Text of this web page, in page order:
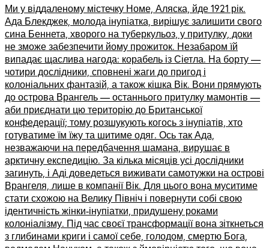
Ми у віддаленому містечку Номе, Аляска, йде 1921 рік.
Ада Блекджек, молода інупіатка, вирішує залишити свого
сина Беннета, хворого на туберкульоз, у притулку, доки
не зможе забезпечити йому прожиток. Незабаром їй
випадає щаслива нагода: корабель із Сіетла. На борту —
чотири дослідники, сповнені жаги до пригод і
колоніальних фантазій, а також кішка Вік. Вони прямують
до острова Врангель — останнього притулку мамонтів —
аби приєднати цю територію до Британської
конфедерації; тому розшукують когось з інупіатів, хто
готуватиме їм їжу та шитиме одяг. Ось так Ада,
незважаючи на передбачення шамана, вирушає в
арктичну експедицію. За кілька місяців усі дослідники
загинуть, і Аді доведеться виживати самотужки на острові
Врангеля, лише в компанії Вік. Для цього вона муситиме
стати схожою на Велику Північ і повернути собі свою
ідентичність жінки-інупіатки, придушену роками
колоніалізму. Під час своєї трансформації вона зіткнеться
з глибинами криги і самої себе, голодом, смертю Бога,